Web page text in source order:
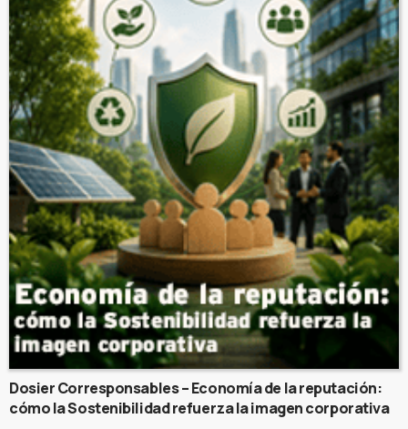
Dosier Corresponsables – Economía de la reputación:
cómo la Sostenibilidad refuerza la imagen corporativa